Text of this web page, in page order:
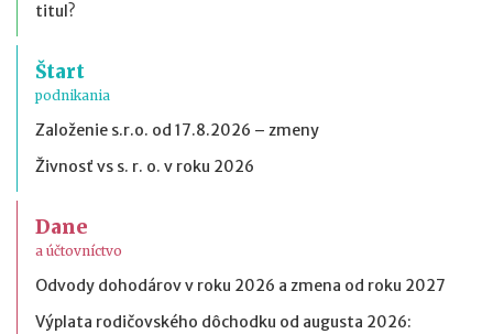
titul?
Štart
podnikania
Založenie s.r.o. od 17.8.2026 – zmeny
Živnosť vs s. r. o. v roku 2026
Dane
a účtovníctvo
Odvody dohodárov v roku 2026 a zmena od roku 2027
Výplata rodičovského dôchodku od augusta 2026: